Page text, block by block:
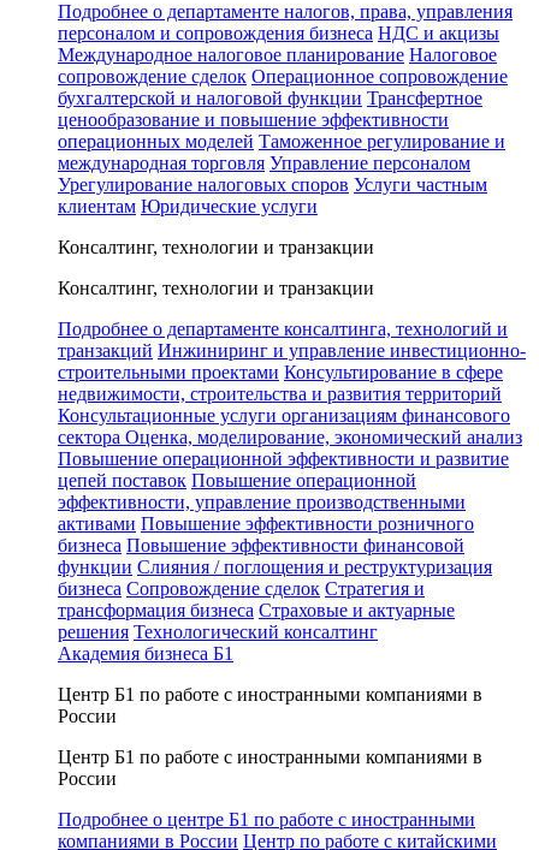
Подробнее о департаменте налогов, права, управления
персоналом и сопровождения бизнеса НДС и акцизы
Международное налоговое планирование Налоговое
сопровождение сделок Операционное сопровождение
бухгалтерской и налоговой функции Трансфертное
ценообразование и повышение эффективности
операционных моделей Таможенное регулирование и
международная торговля Управление персоналом
Урегулирование налоговых споров Услуги частным
клиентам Юридические услуги
Консалтинг, технологии и транзакции
Консалтинг, технологии и транзакции
Подробнее о департаменте консалтинга, технологий и
транзакций Инжиниринг и управление инвестиционно-
строительными проектами Консультирование в сфере
недвижимости, строительства и развития территорий
Консультационные услуги организациям финансового
сектора Оценка, моделирование, экономический анализ
Повышение операционной эффективности и развитие
цепей поставок Повышение операционной
эффективности, управление производственными
активами Повышение эффективности розничного
бизнеса Повышение эффективности финансовой
функции Слияния / поглощения и реструктуризация
бизнеса Сопровождение сделок Стратегия и
трансформация бизнеса Страховые и актуарные
решения Технологический консалтинг
Академия бизнеса Б1
Центр Б1 по работе с иностранными компаниями в
России
Центр Б1 по работе с иностранными компаниями в
России
Подробнее о центре Б1 по работе с иностранными
компаниями в России Центр по работе с китайскими